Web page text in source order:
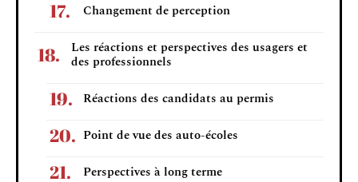
Changement de perception
Les réactions et perspectives des usagers et
des professionnels
Réactions des candidats au permis
Point de vue des auto-écoles
Perspectives à long terme